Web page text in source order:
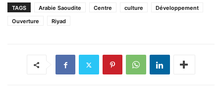
TAGS Arabie Saoudite Centre culture
Développement
Ouverture
Riyad